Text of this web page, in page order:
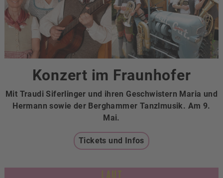
Konzert im Fraunhofer
Mit Traudi Siferlinger und ihren Geschwistern Maria und
Hermann sowie der Berghammer Tanzlmusik. Am 9.
Mai.
Tickets und Infos